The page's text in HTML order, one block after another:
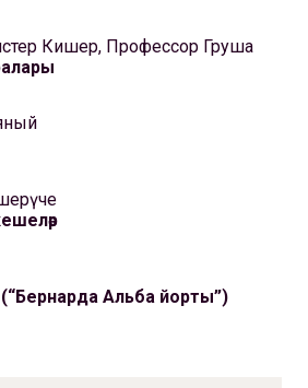
Кишер, Профессор Груша
Альба йорты”)